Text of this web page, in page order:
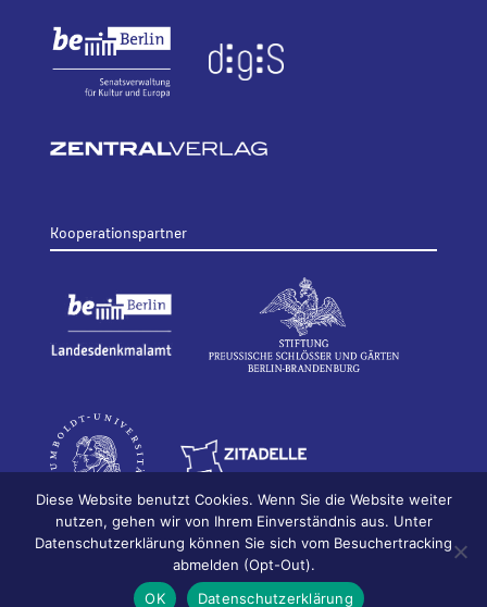
Kooperationspartner
Bildhauerei in Berlin
Impressum
Datenschutz
Diese Website benutzt Cookies. Wenn Sie die Website weiter
nutzen, gehen wir von Ihrem Einverständnis aus. Unter
Datenschutzerklärung können Sie sich vom Besuchertracking
abmelden (Opt-Out).
OK
Datenschutzerklärung